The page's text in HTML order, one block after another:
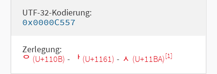
UTF-32-Kodierung:
0x0000C557
Zerlegung:
ᄋ (U+110B) - ᅡ (U+1161) - ᆺ (U+11BA)[1]